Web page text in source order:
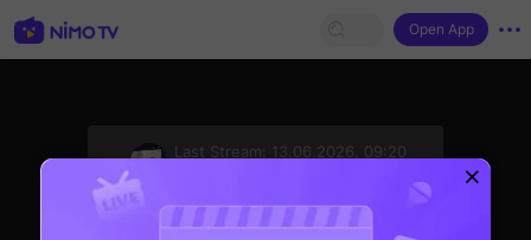
Open App
Last Stream:
13.06.2026, 09:20